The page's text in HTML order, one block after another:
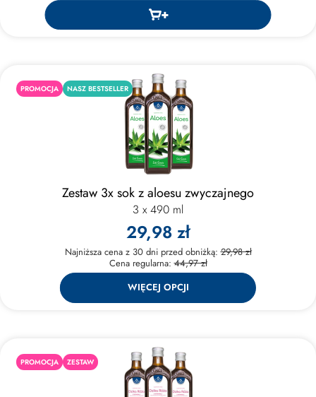
PROMOCJA NASZ BESTSELLER
Zestaw 3x sok z aloesu zwyczajnego
3 x 490 ml
29,98 zł
Najniższa cena z 30 dni przed obniżką:29,98 zł
Cena regularna:44,97 zł
WIĘCEJ OPCJI
PROMOCJA ZESTAW